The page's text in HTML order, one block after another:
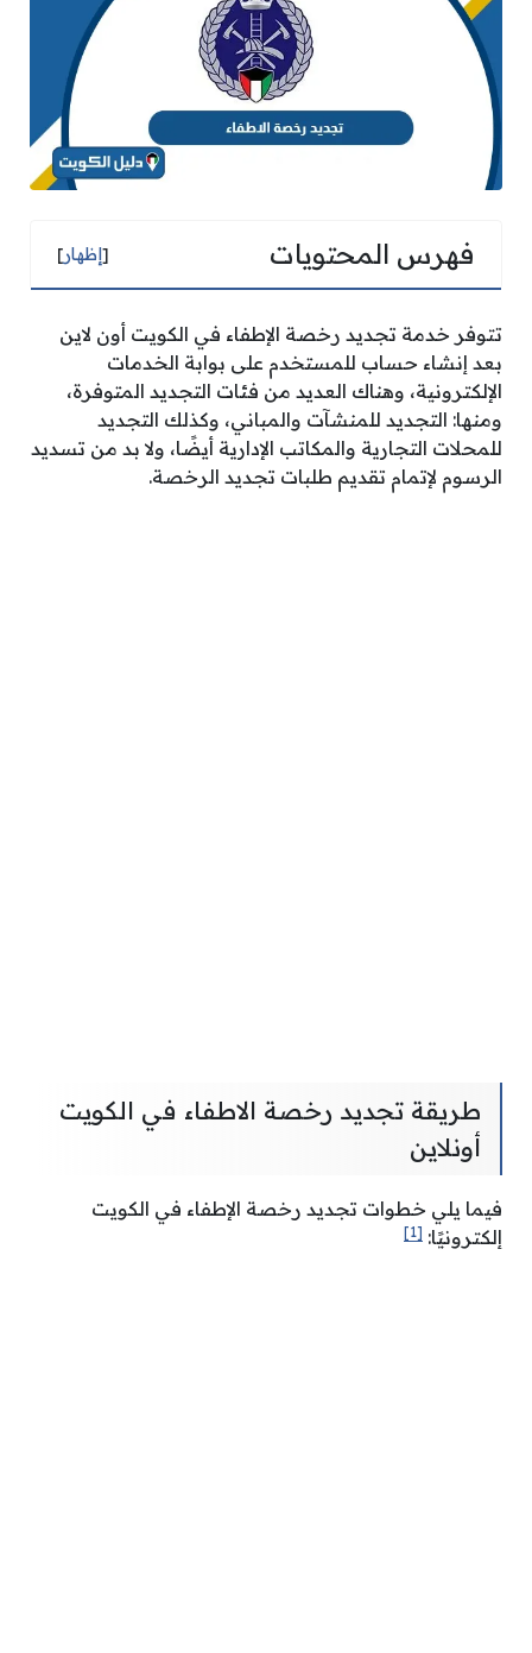
فهرس المحتويات [إظهار]
تتوفر خدمة تجديد رخصة الإطفاء في الكويت أون لاين
بعد إنشاء حساب للمستخدم على بوابة الخدمات
الإلكترونية، وهناك العديد من فئات التجديد المتوفرة،
ومنها: التجديد للمنشآت والمباني، وكذلك التجديد
للمحلات التجارية والمكاتب الإدارية أيضًا، ولا بد من تسديد
الرسوم لإتمام تقديم طلبات تجديد الرخصة.
طريقة تجديد رخصة الاطفاء في الكويت
أونلاين
فيما يلي خطوات تجديد رخصة الإطفاء في الكويت
إلكترونيًا: [1]